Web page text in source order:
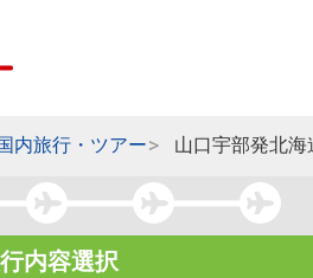
内旅行・ツアー 山口宇部発北
内容選択